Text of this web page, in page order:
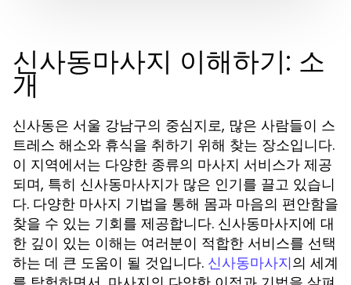
신사동마사지 이해하기: 소
개
신사동은 서울 강남구의 중심지로, 많은 사람들이 스
트레스 해소와 휴식을 취하기 위해 찾는 장소입니다.
이 지역에서는 다양한 종류의 마사지 서비스가 제공
되며, 특히 신사동마사지가 많은 인기를 끌고 있습니
다. 다양한 마사지 기법을 통해 몸과 마음의 편안함을
찾을 수 있는 기회를 제공합니다. 신사동마사지에 대
한 깊이 있는 이해는 여러분이 적합한 서비스를 선택
하는 데 큰 도움이 될 것입니다. 신사동마사지의 세계